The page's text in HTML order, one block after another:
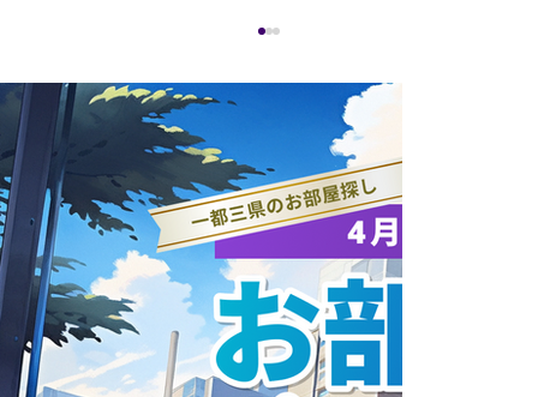
ANAホールディングス株式会社と連携協
定を締結